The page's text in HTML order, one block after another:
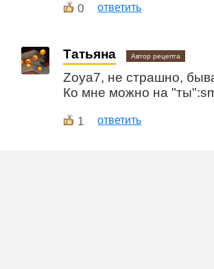
0 ответить
Татьяна Автор рецепта
Zoya7, не страшно,
Ко мне можно на
1 ответить